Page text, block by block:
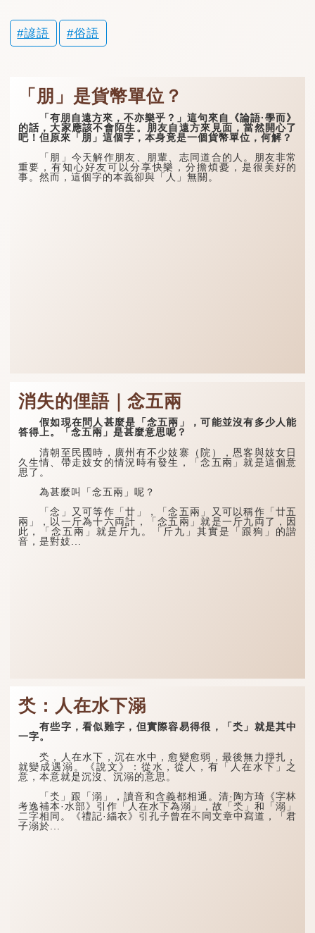
諺語 俗語
「朋」是貨幣單位？
「有朋自遠方來，不亦樂乎？」這句來自《論語·學而》
的話，大家應該不會陌生。朋友自遠方來見面，當然開心了
吧！但原來「朋」這個字，本身竟是一個貨幣單位，何解？
「朋」今天解作朋友、朋輩、志同道合的人。朋友非常
重要，有知心好友可以分享快樂，分擔煩憂，是很美好的
事。然而，這個字的本義卻與「人」無關。
消失的俚語｜念五兩
假如現在問人甚麼是「念五兩」，可能並沒有多少人能
答得上。「念五兩」是甚麼意思呢？
清朝至民國時，廣州有不少妓寨（院），恩客與妓女日
久生情、帶走妓女的情況時有發生，「念五兩」就是這個意
思了。
為甚麼叫「念五兩」呢？
「念」又可等作「廿」，「念五兩」又可以稱作「廿五
兩」，以一斤為十六両計，「念五兩」就是一斤九両了，因
此，「念五兩」就是斤九。「斤九」其實是「跟狗」的諧
音，是對妓...
氼：人在水下溺
有些字，看似難字，但實際容易得很，「氼」就是其中
一字。
氼，人在水下，沉在水中，愈變愈弱，最後無力掙扎，
就變成遇溺。《說文》：從水，從人，有「人在水下」之
意，本意就是沉沒、沉溺的意思。
「氼」跟「溺」，讀音和含義都相通。清·陶方琦《字林
考逸補本·水部》引作「人在水下為溺」，故「氼」和「溺」
二字相同。《禮記·緇衣》引孔子曾在不同文章中寫道，「君
子溺於...